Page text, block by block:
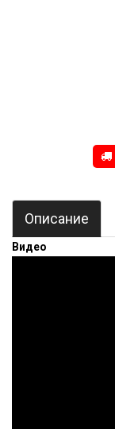
Описание
Видео